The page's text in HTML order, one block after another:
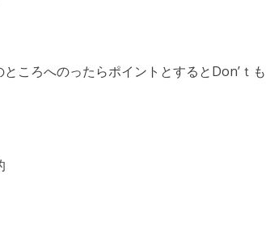
ころへのったらポイントとするとDon’ｔ